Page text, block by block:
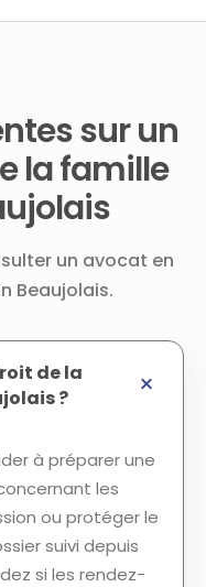
sur un
la famille
un avocat en
Beaujolais.
de la
?
à préparer une
les
ou protéger le
suivi depuis
si les rendez-